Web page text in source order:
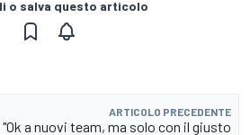
o salva questo articolo
ARTICOLO PRECEDENTE
"Ok a nuovi team, ma solo con il giusto